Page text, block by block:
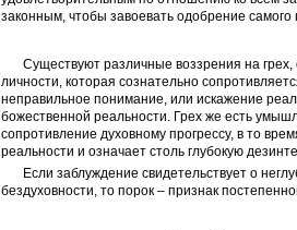
законным, чтобы завоевать одобрение самого
Существуют различные воззрения на
личности, которая сознательно
неправильное понимание, или искажение
божественной реальности. Грех же есть
сопротивление духовному прогрессу, в то
реальности и означает столь глубокую
Если заблуждение свидетельствует о
бездуховности, то порок – признак